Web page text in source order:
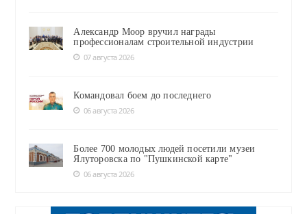
Александр Моор вручил награды
профессионалам строительной индустрии
07 августа 2026
Командовал боем до последнего
06 августа 2026
Более 700 молодых людей посетили музеи
Ялуторовска по "Пушкинской карте"
06 августа 2026